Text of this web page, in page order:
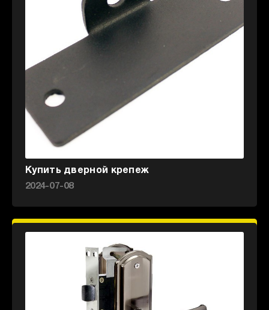
Купить дверной крепеж
2024-07-08